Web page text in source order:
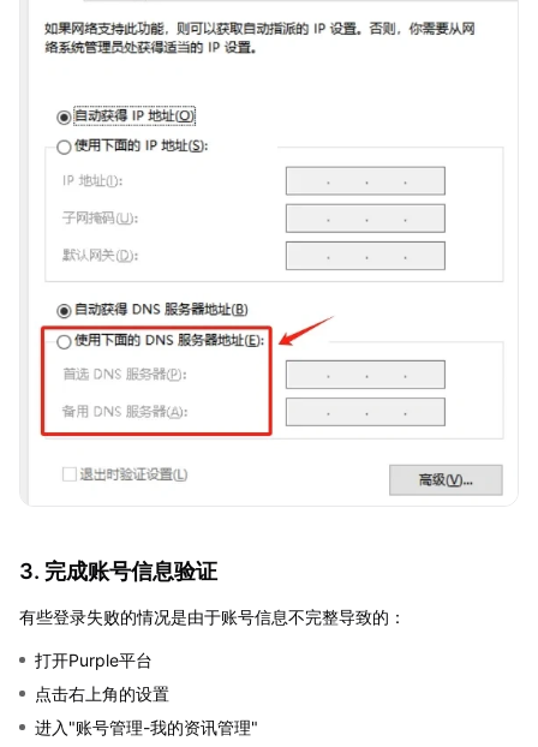
3. 完成账号信息验证
有些登录失败的情况是由于账号信息不完整导致的：
打开Purple平台
点击右上角的设置
进入"账号管理-我的资讯管理"